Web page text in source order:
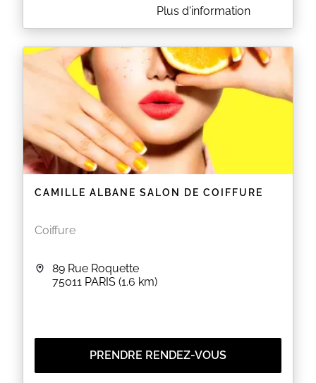
A PROPOS DE CD FASHION PARIS
CD Fashion Paris est un salon de coiffure situé au 10
propose des coupes pour homme et femme ainsi
que des colorations, des balayages et des soins
capillaires.
EN SAVOIR PLUS
Plus d'information
CAMILLE ALBANE SALON DE COIFFURE
Coiffure
89 Rue Roquette
75011 PARIS (1.6 km)
PRENDRE RENDEZ-VOUS